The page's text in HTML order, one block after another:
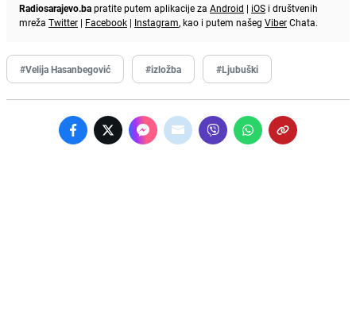
Radiosarajevo.bapratite putem aplikacije za Android | iOS i društvenih
mreža Twitter | Facebook | Instagram, kao i putem našeg ViberChata.
#Velija Hasanbegović #izložba #Ljubuški